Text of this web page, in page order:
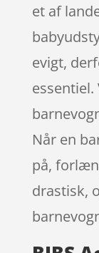
et af
evigt,
Når en
på,
drastisk,